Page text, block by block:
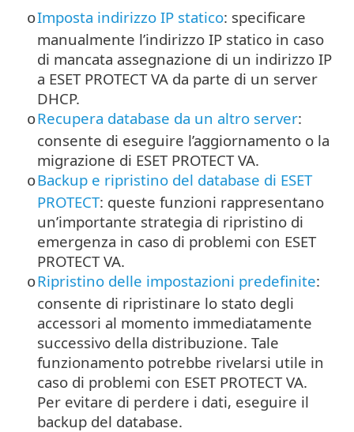
oImposta indirizzo IP statico: specificare
manualmente l’indirizzo IP statico in caso
di mancata assegnazione di un indirizzo IP
a ESET PROTECT VA da parte di un server
DHCP.
oRecupera database da un altro server:
consente di eseguire l’aggiornamento o la
migrazione di ESET PROTECT VA.
oBackup e ripristino del database di ESET
PROTECT: queste funzioni rappresentano
un’importante strategia di ripristino di
emergenza in caso di problemi con ESET
PROTECT VA.
oRipristino delle impostazioni predefinite:
consente di ripristinare lo stato degli
accessori al momento immediatamente
successivo della distribuzione. Tale
funzionamento potrebbe rivelarsi utile in
caso di problemi con ESET PROTECT VA.
Per evitare di perdere i dati, eseguire il
backup del database.